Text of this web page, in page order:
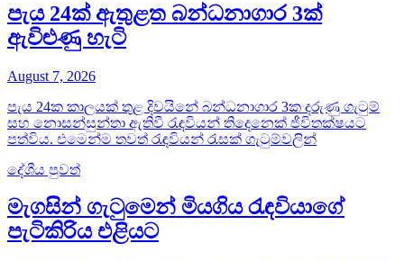
පැය 24ක් ඇතුළත බන්ධනාගාර 3ක්
ඇවිළුණු හැටි
August 7, 2026
පැය 24ක කාලයක් තුළ දිවයිනේ බන්ධනාගාර 3ක දරුණු ගැටුම්
සහ නොසන්සුන්තා ඇතිවී රැඳවියන් තිදෙනෙක් ජීවිතක්ෂයට
පත්විය. එමෙන්ම තවත් රැඳවියන් රැසක් ගැටුම්වලින්
දේශීය පුවත්
මැගසින් ගැටුමෙන් මියගිය රැඳවියාගේ
පැටිකිරිය එළියට